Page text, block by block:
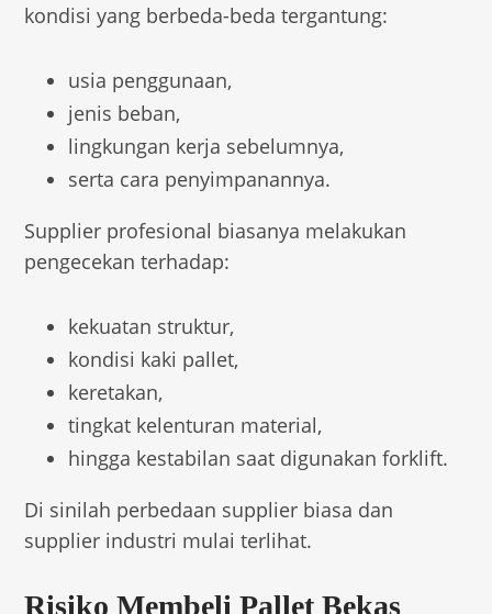
kondisi yang berbeda-beda tergantung:
usia penggunaan,
jenis beban,
lingkungan kerja sebelumnya,
serta cara penyimpanannya.
Supplier profesional biasanya melakukan
pengecekan terhadap:
kekuatan struktur,
kondisi kaki pallet,
keretakan,
tingkat kelenturan material,
hingga kestabilan saat digunakan forklift.
Di sinilah perbedaan supplier biasa dan
supplier industri mulai terlihat.
Risiko Membeli Pallet Bekas